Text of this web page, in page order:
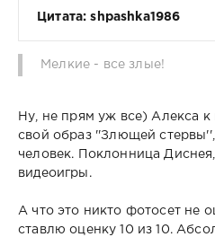
Цитата: shpashka1986
Мелкие - все злые!
Ну, не прям уж все) Алекса к
свой образ ''Злющей
человек. Поклонница
видеоигры.
А что это никто фотосет не
ставлю оценку 10 из 10.